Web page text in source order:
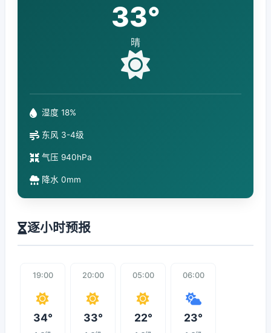
33°
晴
湿度 18%
东风 3-4级
气压 940hPa
降水 0mm
逐小时预报
19:00
34°
20:00
33°
05:00
22°
06:00
23°